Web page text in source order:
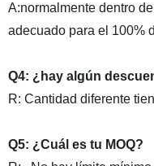
A:normalmente dentro
adecuado para el 100%
Q4: ¿hay algún
R: Cantidad diferente
Q5: ¿Cuál es tu MOQ?